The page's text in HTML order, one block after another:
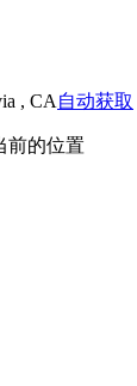
, CA 自动获取
前的位置